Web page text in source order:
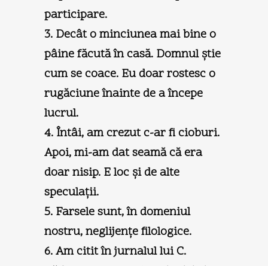
participare.
3. Decât o minciunea mai bine o
pâine făcută în casă. Domnul ştie
cum se coace. Eu doar rostesc o
rugăciune înainte de a începe
lucrul.
4. Întâi, am crezut c-ar fi cioburi.
Apoi, mi-am dat seamă că era
doar nisip. E loc şi de alte
speculaţii.
5. Farsele sunt, în domeniul
nostru, neglijenţe filologice.
6. Am citit în jurnalul lui C.